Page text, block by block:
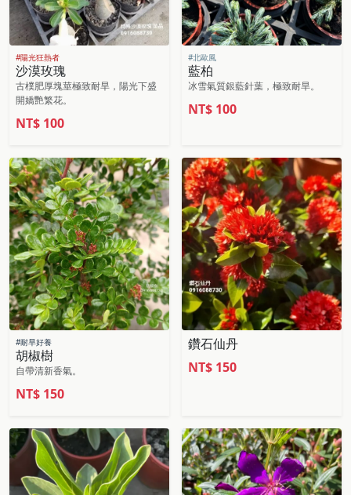
#陽光狂熱者
沙漠玫瑰
古樸肥厚塊莖極致耐旱，陽光下盛
開嬌艷繁花。
NT$ 100
#北歐風
藍柏
冰雪氣質銀藍針葉，極致耐旱。
NT$ 100
#耐旱好養
胡椒樹
自帶清新香氣。
NT$ 150
鑽石仙丹
NT$ 150